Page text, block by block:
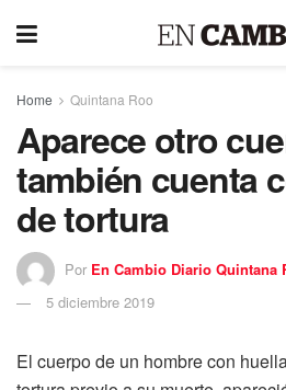
Home Quintana Roo
Aparece otro
también cuenta
de tortura
Por En Cambio Diario Quintana
5 diciembre 2019
El cuerpo de un hombre con